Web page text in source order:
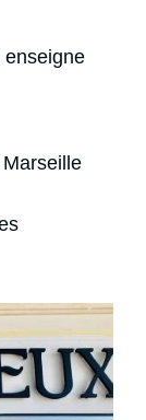
enseigne